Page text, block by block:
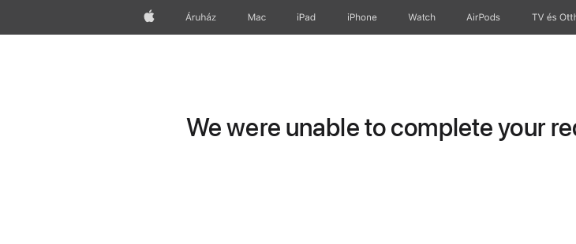
AppleÁruház Mac iPad iPhone Watch AirPods TV és
We were unable to complete your